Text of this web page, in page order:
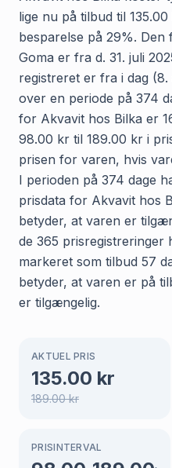
lige nu på tilbud til
besparelse på 29%.
Goma er fra d. 31. juli
registreret er fra i dag
over en periode på 374
for Akvavit hos Bilka er
98.00 kr til 189.00 kr i
prisen for varen, hvis
I perioden på 374 dage
prisdata for Akvavit hos
betyder, at varen er
de 365
markeret som tilbud 57
betyder, at varen er på
er tilgængelig.
AKTUEL PRIS
135.00 kr
189.00kr
PRISINTERVAL